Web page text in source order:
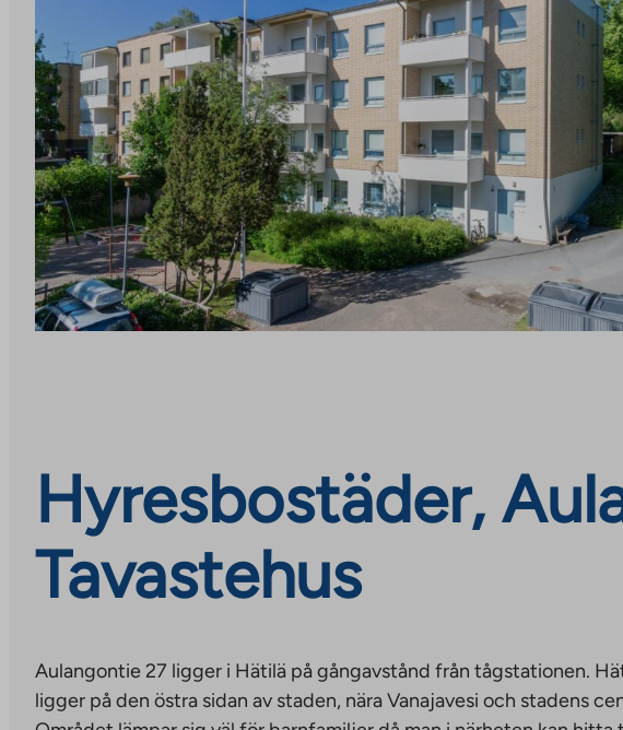
Hyresbostäder,
Tavastehus
Aulangontie 27 ligger i Hätilä på gångavstånd från tågstationen.
ligger på den östra sidan av staden, nära Vanajavesi och stadens